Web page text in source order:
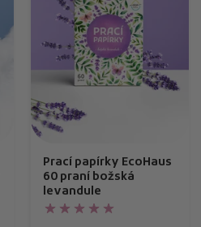
Prací papírky EcoHaus
60 praní božská
levandule